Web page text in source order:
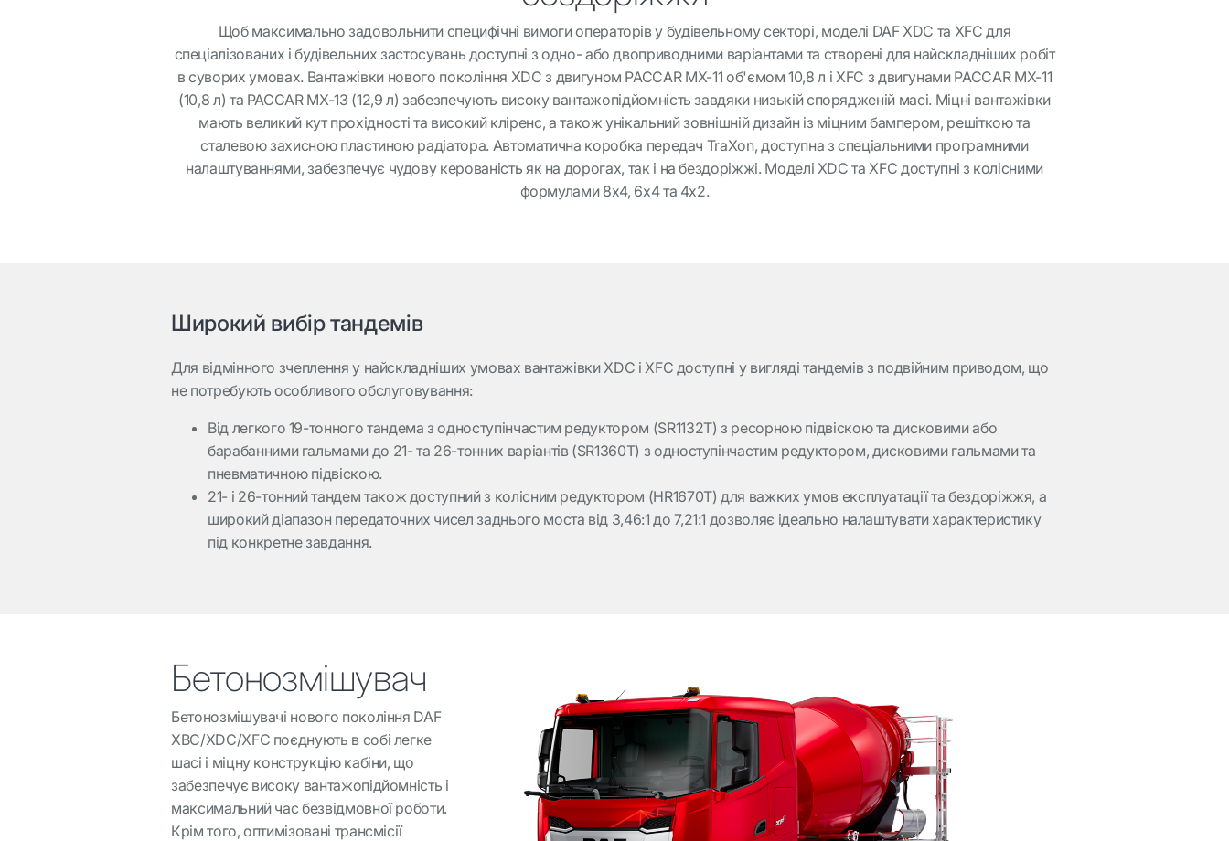
Щоб максимально задовольнити специфічні вимоги операторів у будівельному секторі, моделі DAF XDC та XFC для
спеціалізованих і будівельних застосувань доступні з одно- або двоприводними варіантами та створені для найскладніших робіт
в суворих умовах. Вантажівки нового покоління XDC з двигуном PACCAR MX-11 об'ємом 10,8 л і XFC з двигунами PACCAR MX-11
(10,8 л) та PACCAR MX-13 (12,9 л) забезпечують високу вантажопідйомність завдяки низькій спорядженій масі. Міцні вантажівки
мають великий кут прохідності та високий кліренс, а також унікальний зовнішній дизайн із міцним бампером, решіткою та
сталевою захисною пластиною радіатора. Автоматична коробка передач TraXon, доступна з спеціальними програмними
налаштуваннями, забезпечує чудову керованість як на дорогах, так і на бездоріжжі. Моделі XDC та XFC доступні з колісними
формулами 8х4, 6х4 та 4х2.
Широкий вибір тандемів
Для відмінного зчеплення у найскладніших умовах вантажівки XDC і XFC доступні у вигляді тандемів з подвійним приводом, що
не потребують особливого обслуговування:
Від легкого 19-тонного тандема з одноступінчастим редуктором (SR1132T) з ресорною підвіскою та дисковими або
барабанними гальмами до 21- та 26-тонних варіантів (SR1360T) з одноступінчастим редуктором, дисковими гальмами та
пневматичною підвіскою.
21- і 26-тонний тандем також доступний з колісним редуктором (HR1670T) для важких умов експлуатації та бездоріжжя, а
широкий діапазон передаточних чисел заднього моста від 3,46:1 до 7,21:1 дозволяє ідеально налаштувати характеристику
під конкретне завдання.
Бетонозмішувач
Бетонозмішувачі нового покоління DAF
XBC/XDC/XFC поєднують в собі легке
шасі і міцну конструкцію кабіни, що
забезпечує високу вантажопідйомність і
максимальний час безвідмовної роботи.
Крім того, оптимізовані трансмісії